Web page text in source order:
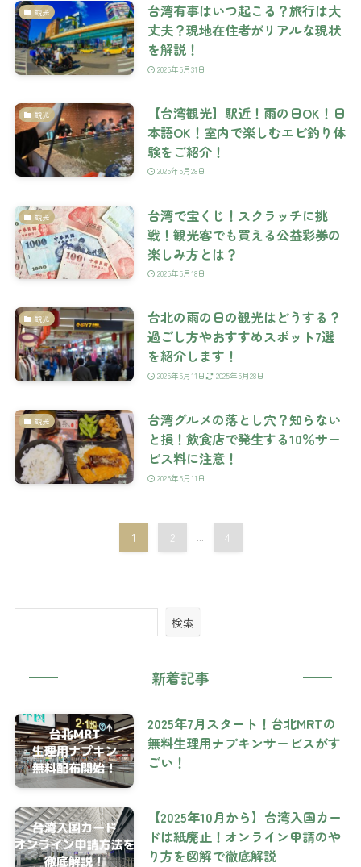
観光
台湾有事はいつ起こる？旅行は大
丈夫？現地在住者がリアルな現状
を解説！
2025年5月31日
観光
【台湾観光】駅近！雨の日OK！日
本語OK！室内で楽しむエビ釣り体
験をご紹介！
2025年5月28日
観光
台湾で宝くじ！スクラッチに挑
戦！観光客でも買える公益彩券の
楽しみ方とは？
2025年5月18日
観光
台北の雨の日の観光はどうする？
過ごし方やおすすめスポット7選
を紹介します！
2025年5月11日 2025年5月28日
観光
台湾グルメの落とし穴？知らない
と損！飲食店で発生する10％サー
ビス料に注意！
2025年5月11日
1 2 ... 4
検索
新着記事
2025年7月スタート！台北MRTの
無料生理用ナプキンサービスがす
ごい！
【2025年10月から】台湾入国カー
ドは紙廃止！オンライン申請のや
り方を図解で徹底解説